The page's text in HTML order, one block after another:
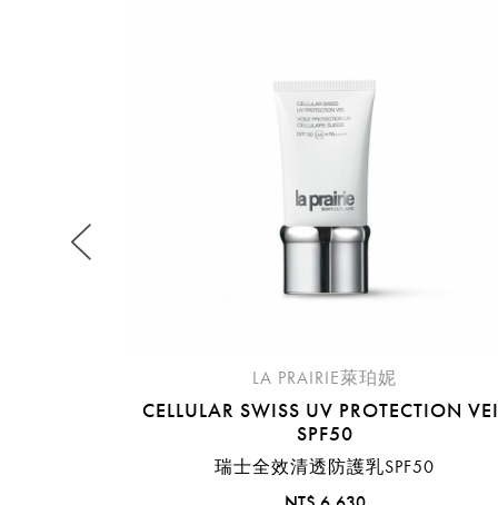
LA PRAIRIE萊珀妮
CELLULAR SWISS UV PROTECTION
SPF50
瑞士全效清透防護乳SPF50